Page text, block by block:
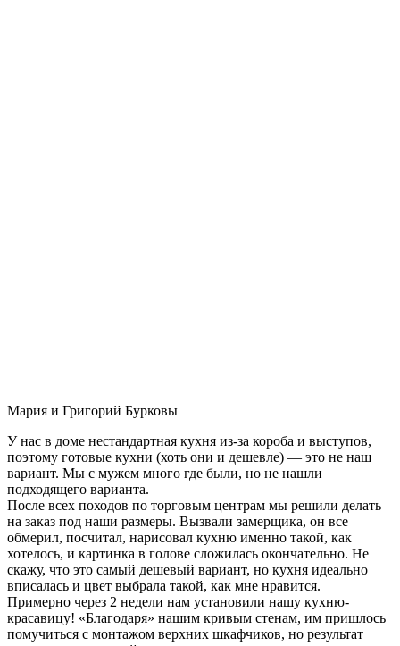
Мария и Григорий Бурковы
У нас в доме нестандартная кухня из-за короба и выступов,
поэтому готовые кухни (хоть они и дешевле) — это не наш
вариант. Мы с мужем много где были, но не нашли
подходящего варианта.
После всех походов по торговым центрам мы решили делать
на заказ под наши размеры. Вызвали замерщика, он все
обмерил, посчитал, нарисовал кухню именно такой, как
хотелось, и картинка в голове сложилась окончательно. Не
скажу, что это самый дешевый вариант, но кухня идеально
вписалась и цвет выбрала такой, как мне нравится.
Примерно через 2 недели нам установили нашу кухню-
красавицу! «Благодаря» нашим кривым стенам, им пришлось
помучиться с монтажом верхних шкафчиков, но результат